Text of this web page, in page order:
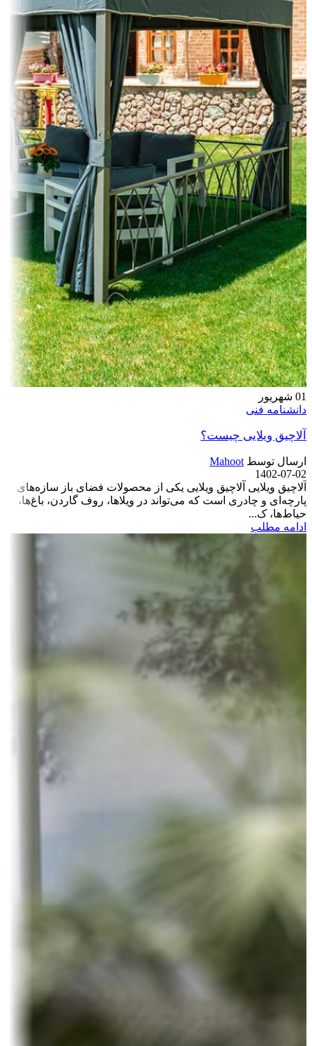
01 شهریور
دانشنامه فنی
آلاچیق ویلایی چیست؟
ارسال توسط Mahoot
1402-07-02
آلاچیق ویلایی آلاچیق ویلایی یکی از محصولات فضای باز سازه‌های
پارچه‌ای و چادری است که می‌تواند در ویلاها، روف گاردن، باغ‌ها،
حیاط‌ها، ک...
ادامه مطلب